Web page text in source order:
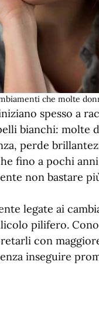
che molte
spesso a
bianchi: molte
perde
fino a pochi
non bastare
legate ai
pilifero.
con
inseguire